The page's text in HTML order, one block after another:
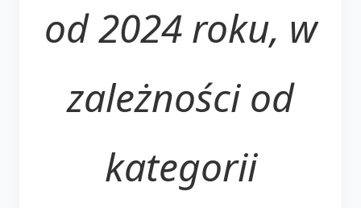
od 2024 roku, w
zależności od
kategorii